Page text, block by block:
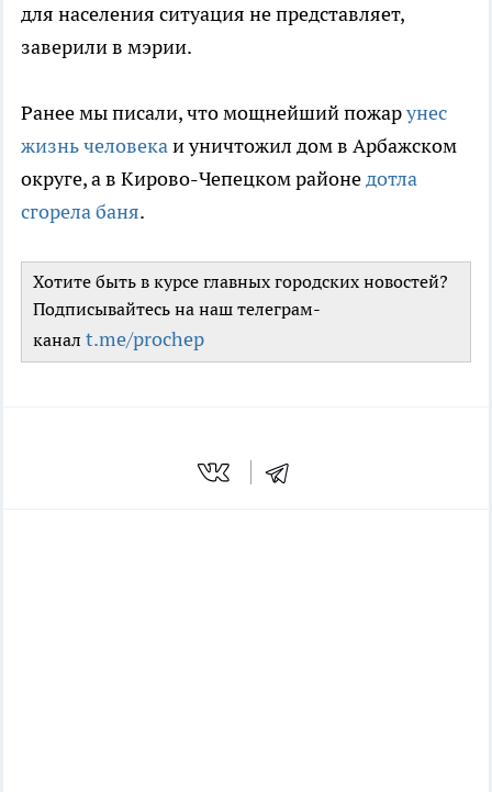
для населения ситуация не представляет,
заверили в мэрии.
Ранее мы писали, что мощнейший пожарунес
жизнь человекаи уничтожил дом в Арбажском
округе, а в Кирово-Чепецком районедотла
сгорела баня.
Хотите быть в курсе главных городских новостей?
Подписывайтесь на наш телеграм-
канал t.me/prochep